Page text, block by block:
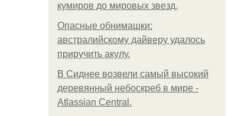
кумиров до мировых звезд.
Опасные обнимашки:
австралийскому дайверу удалось
приручить акулу.
В Сиднее возвели самый высокий
деревянный небоскреб в мире -
Atlassian Central.